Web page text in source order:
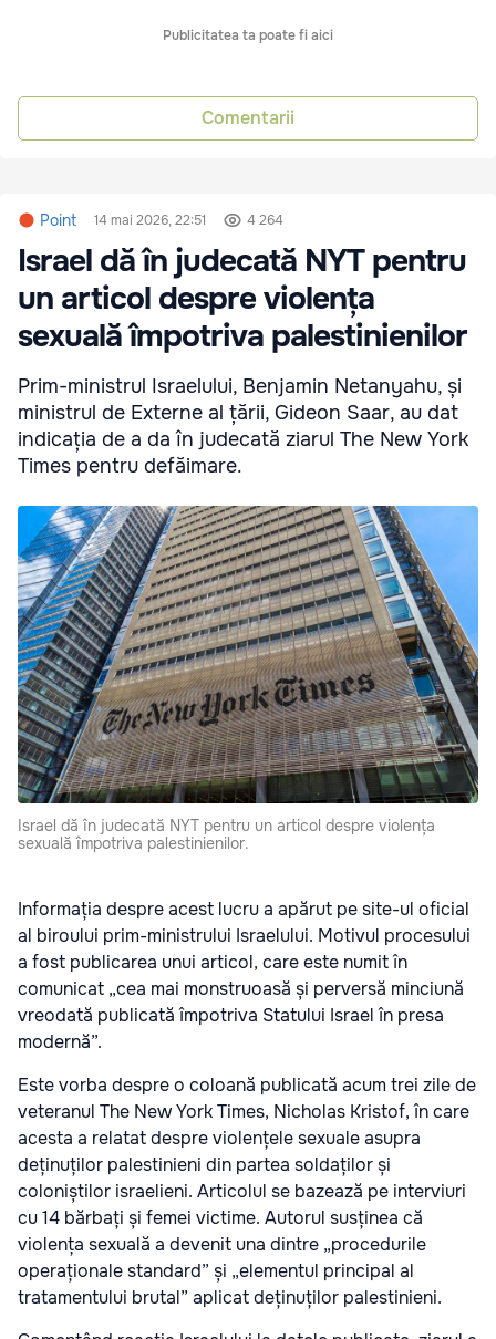
Publicitatea ta poate fi aici
Comentarii
Point 14 mai 2026, 22:51 4 264
Israel dă în judecată NYT pentru
un articol despre violența
sexuală împotriva palestinienilor
Prim-ministrul Israelului, Benjamin Netanyahu, și
ministrul de Externe al țării, Gideon Saar, au dat
indicația de a da în judecată ziarul The New York
Times pentru defăimare.
Israel dă în judecată NYT pentru un articol despre violența
sexuală împotriva palestinienilor.
Informația despre acest lucru a apărut pe site-ul oficial
al biroului prim-ministrului Israelului. Motivul procesului
a fost publicarea unui articol, care este numit în
comunicat „cea mai monstruoasă și perversă minciună
vreodată publicată împotriva Statului Israel în presa
modernă”.
Este vorba despre o coloană publicată acum trei zile de
veteranul The New York Times, Nicholas Kristof, în care
acesta a relatat despre violențele sexuale asupra
deținuților palestinieni din partea soldaților și
coloniștilor israelieni. Articolul se bazează pe interviuri
cu 14 bărbați și femei victime. Autorul susținea că
violența sexuală a devenit una dintre „procedurile
operaționale standard” și „elementul principal al
tratamentului brutal” aplicat deținuților palestinieni.